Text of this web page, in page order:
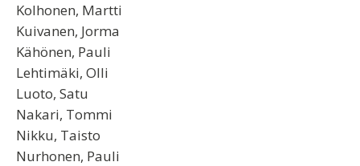
Kolhonen, Martti
Kuivanen, Jorma
Kähönen, Pauli
Lehtimäki, Olli
Luoto, Satu
Nakari, Tommi
Nikku, Taisto
Nurhonen, Pauli